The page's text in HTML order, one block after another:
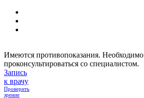
Имеются противопоказания. Необходимо
проконсультироваться со специалистом.
Запись
к врачу
Проверить
зрение